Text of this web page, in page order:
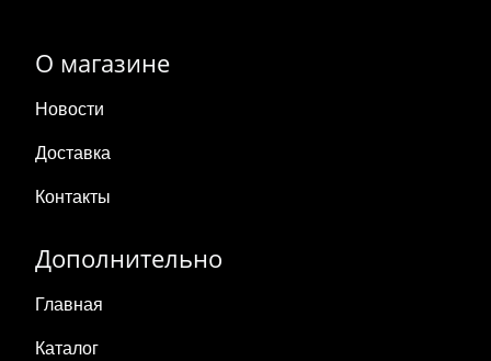
О магазине
Новости
Доставка
Контакты
Дополнительно
Главная
Каталог